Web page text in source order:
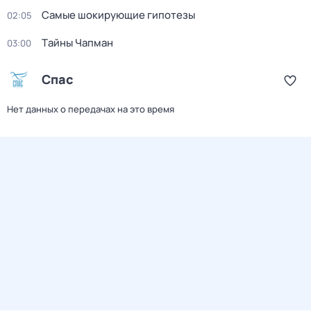
02:05 Самые шoкиpующие гипотезы
03:00 Тaйны Чапман
Спас
Нет данных о передачах на это время